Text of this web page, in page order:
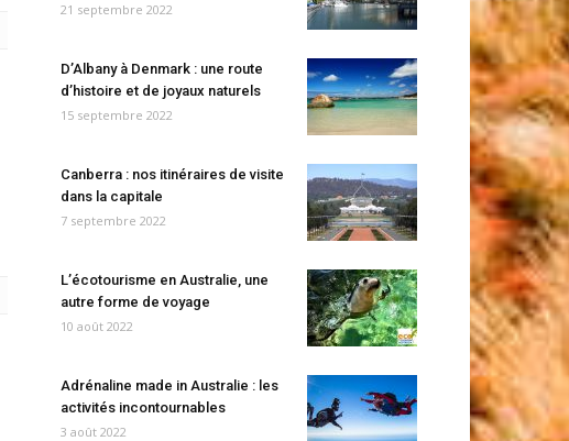
21 septembre 2022
D’Albany à Denmark : une route
d’histoire et de joyaux naturels
15 septembre 2022
Canberra : nos itinéraires de visite
dans la capitale
7 septembre 2022
L’écotourisme en Australie, une
autre forme de voyage
10 août 2022
Adrénaline made in Australie : les
activités incontournables
3 août 2022